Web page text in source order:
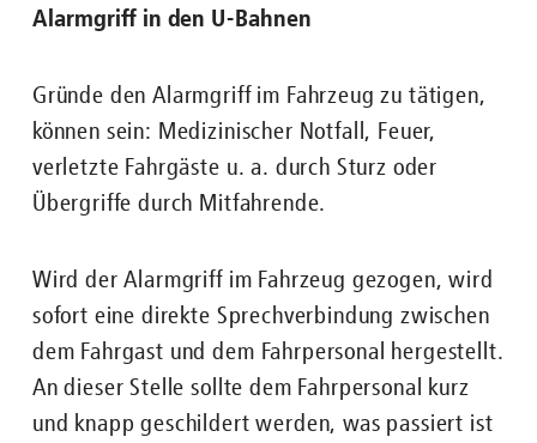
Alarmgriff in den U-Bahnen
Gründe den Alarmgriff im Fahrzeug zu tätigen,
können sein: Medizinischer Notfall, Feuer,
verletzte Fahrgäste u. a. durch Sturz oder
Übergriffe durch Mitfahrende.
Wird der Alarmgriff im Fahrzeug gezogen, wird
sofort eine direkte Sprechverbindung zwischen
dem Fahrgast und dem Fahrpersonal hergestellt.
An dieser Stelle sollte dem Fahrpersonal kurz
und knapp geschildert werden, was passiert ist